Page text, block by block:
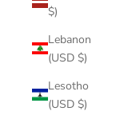
$)
Lebanon
(USD $)
Lesotho
(USD $)